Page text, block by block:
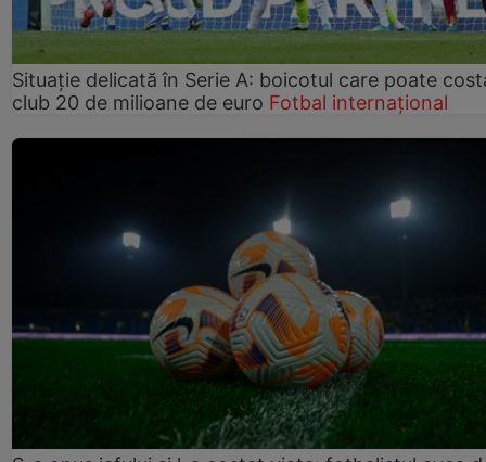
Situație delicată în Serie A: boicotul care poate
club 20 de milioane de euro Fotbal internațional